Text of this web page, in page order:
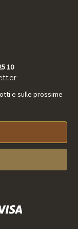
10
e sulle prossime